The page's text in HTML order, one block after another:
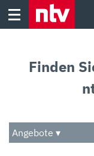
Skip
Audio
Das Beste
Finden
Angebote ▾